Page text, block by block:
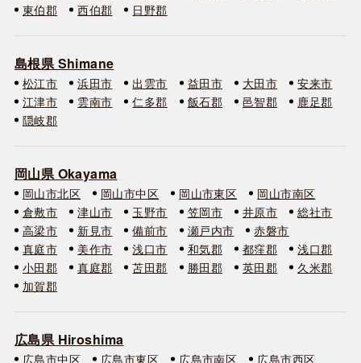
東伯郡
西伯郡 日野郡
島根県 Shimane
松江市 浜田市 出雲市 益田市 大田市
安来市
江津市
雲南市 仁多郡 飯石郡 邑智郡
鹿足郡
隠岐郡
岡山県 Okayama
岡山市北区 岡山市中区 岡山市東区
岡山市南区
倉敷市
津山市 玉野市 笠岡市 井原市
総社市
高梁市
新見市 備前市 瀬戸内市
赤磐市
真庭市
美作市 浅口市 和気郡 都窪郡
浅口郡
小田郡
真庭郡 苫田郡 勝田郡 英田郡
久米郡
加賀郡
広島県 Hiroshima
広島市中区 広島市東区 広島市南区 広島市西区